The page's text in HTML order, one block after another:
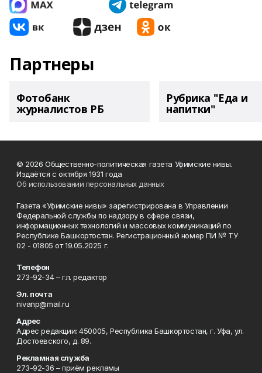
Партнеры
Фотобанк
журналистов РБ
Рубрика "Еда и
напитки"
© 2026 Общественно-политическая газета Уфимские нивы.
Издаётся с октября 1931 года
Об использовании персональных данных
Газета «Уфимские нивы» зарегистрирована в Управлении
Федеральной службы по надзору в сфере связи,
информационных технологий и массовых коммуникаций по
Республике Башкортостан. Регистрационный номер ПИ № ТУ
02 - 01805 от 19.05.2025 г.
Телефон
273-92-34 – гл. редактор
Эл. почта
nivanp@mail.ru
Адрес
Адрес редакции: 450005, Республика Башкортостан, г. Уфа, ул.
Достоевского, д. 89.
Рекламная служба
273-92-36 – приём рекламы